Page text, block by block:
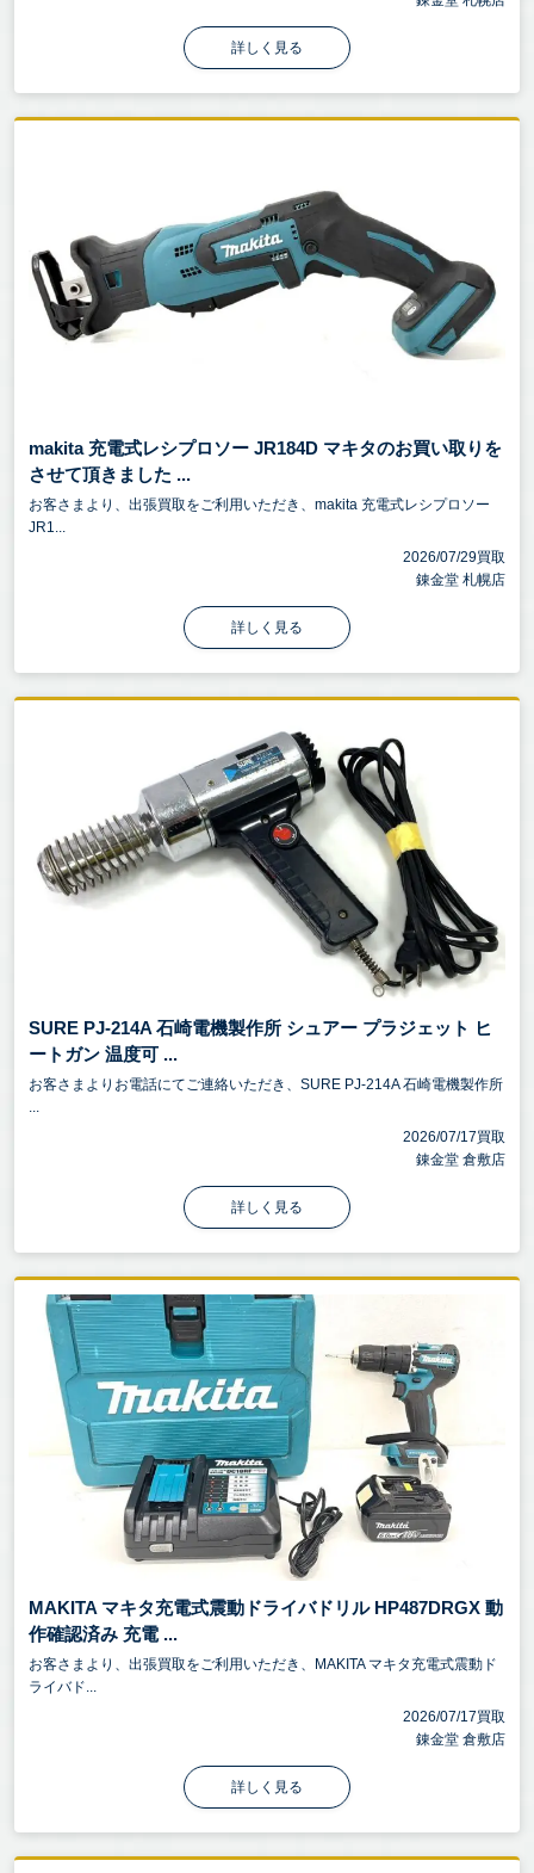
詳しく見る
makita 充電式レシプロソー JR184D マキタのお買い取りを
させて頂きました ...
お客さまより、出張買取をご利用いただき、makita 充電式レシプロソー
JR1...
2026/07/29買取
錬金堂 札幌店
詳しく見る
SURE PJ-214A 石崎電機製作所 シュアー プラジェット ヒ
ートガン 温度可 ...
お客さまよりお電話にてご連絡いただき、SURE PJ-214A 石崎電機製作所
...
2026/07/17買取
錬金堂 倉敷店
詳しく見る
MAKITA マキタ充電式震動ドライバドリル HP487DRGX 動
作確認済み 充電 ...
お客さまより、出張買取をご利用いただき、MAKITA マキタ充電式震動ド
ライバド...
2026/07/17買取
錬金堂 倉敷店
詳しく見る